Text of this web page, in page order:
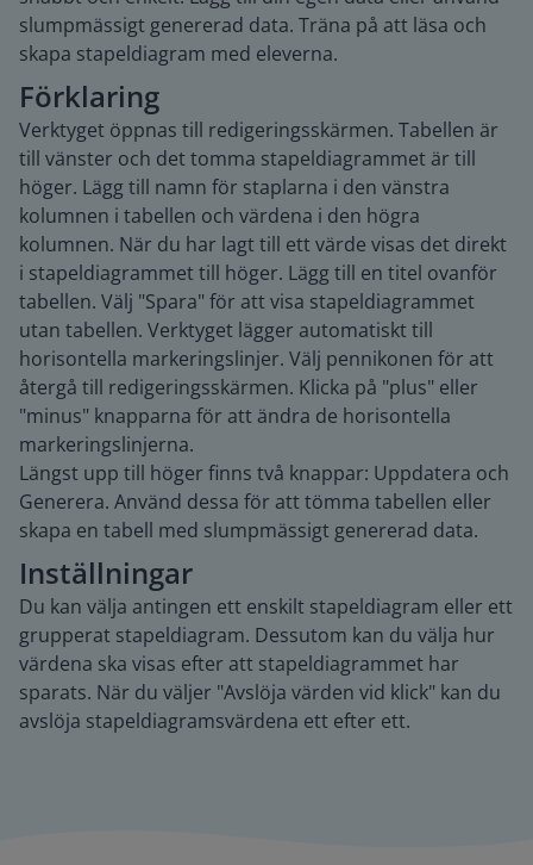
slumpmässigt genererad data. Träna på att läsa och
skapa stapeldiagram med eleverna.
Förklaring
Verktyget öppnas till redigeringsskärmen. Tabellen är
till vänster och det tomma stapeldiagrammet är till
höger. Lägg till namn för staplarna i den vänstra
kolumnen i tabellen och värdena i den högra
kolumnen. När du har lagt till ett värde visas det direkt
i stapeldiagrammet till höger. Lägg till en titel ovanför
tabellen. Välj "Spara" för att visa stapeldiagrammet
utan tabellen. Verktyget lägger automatiskt till
horisontella markeringslinjer. Välj pennikonen för att
återgå till redigeringsskärmen. Klicka på "plus" eller
"minus" knapparna för att ändra de horisontella
markeringslinjerna.
Längst upp till höger finns två knappar: Uppdatera och
Generera. Använd dessa för att tömma tabellen eller
skapa en tabell med slumpmässigt genererad data.
Inställningar
Du kan välja antingen ett enskilt stapeldiagram eller ett
grupperat stapeldiagram. Dessutom kan du välja hur
värdena ska visas efter att stapeldiagrammet har
sparats. När du väljer "Avslöja värden vid klick" kan du
avslöja stapeldiagramsvärdena ett efter ett.